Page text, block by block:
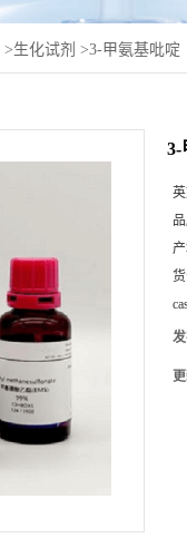
>生化试剂 >3-甲氨基吡啶
3-
英
品
产
货
发
更